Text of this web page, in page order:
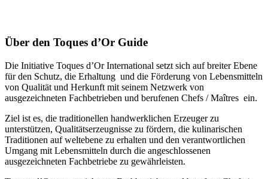
Über den Toques d’Or Guide
Die Initiative Toques d’Or International setzt sich auf breiter Ebene
für den Schutz, die Erhaltung und die Förderung von Lebensmitteln
von Qualität und Herkunft mit seinem Netzwerk von
ausgezeichneten Fachbetrieben und berufenen Chefs / Maîtres ein.
Ziel ist es, die traditionellen handwerklichen Erzeuger zu
unterstützen, Qualitätserzeugnisse zu fördern, die kulinarischen
Traditionen auf weltebene zu erhalten und den verantwortlichen
Umgang mit Lebensmitteln durch die angeschlossenen
ausgezeichneten Fachbetriebe zu gewährleisten.